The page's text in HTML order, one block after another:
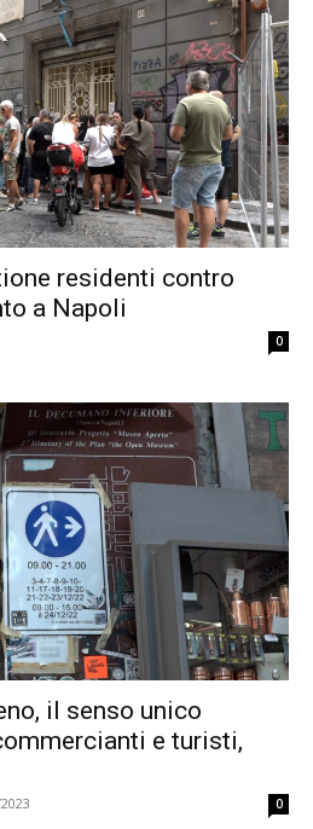
residenti contro
a Napoli
0
il senso unico
e turisti,
0